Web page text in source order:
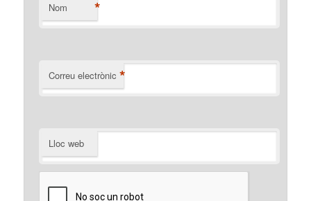
Nom *
Correu electrònic *
Lloc web